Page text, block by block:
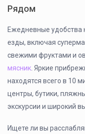
Рядом
Ежедневные удобства
езды, включая
свежими фруктами и
мясник . Яркие
находятся всего в 10
центры, бутики,
экскурсии и широкий
Ищете ли вы